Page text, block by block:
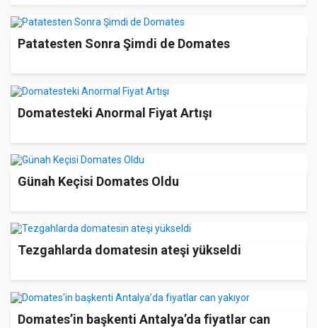
Patatesten Sonra Şimdi de Domates
Domatesteki Anormal Fiyat Artışı
Günah Keçisi Domates Oldu
Tezgahlarda domatesin ateşi yükseldi
Domates’in başkenti Antalya’da fiyatlar can